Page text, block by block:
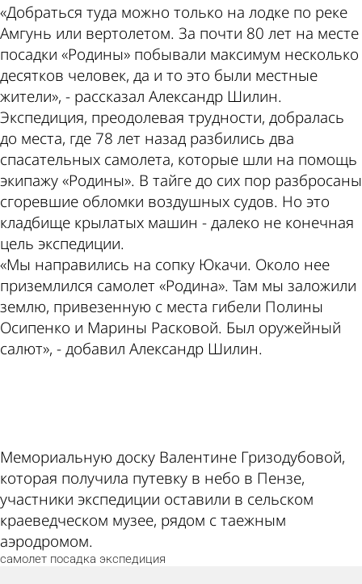
«Добраться туда можно только на лодке по реке
Амгунь или вертолетом. За почти 80 лет на месте
посадки «Родины» побывали максимум несколько
десятков человек, да и то это были местные
жители», - рассказал Александр Шилин.
Экспедиция, преодолевая трудности, добралась
до места, где 78 лет назад разбились два
спасательных самолета, которые шли на помощь
экипажу «Родины». В тайге до сих пор разбросаны
сгоревшие обломки воздушных судов. Но это
кладбище крылатых машин - далеко не конечная
цель экспедиции.
«Мы направились на сопку Юкачи. Около нее
приземлился самолет «Родина». Там мы заложили
землю, привезенную с места гибели Полины
Осипенко и Марины Расковой. Был оружейный
салют», - добавил Александр Шилин.
Мемориальную доску Валентине Гризодубовой,
которая получила путевку в небо в Пензе,
участники экспедиции оставили в сельском
краеведческом музее, рядом с таежным
аэродромом.
самолет посадка экспедиция